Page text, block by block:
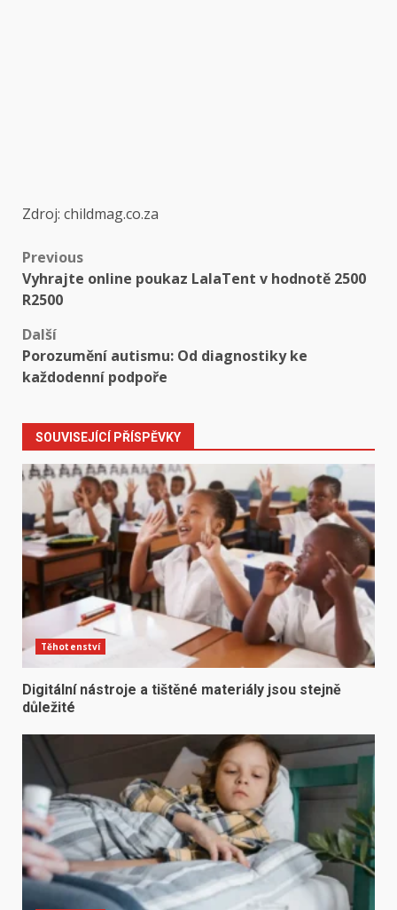
Zdroj: childmag.co.za
Post
navigation
Previous
Vyhrajte online poukaz LalaTent v hodnotě 2500
R2500
Další
Porozumění autismu: Od diagnostiky ke
každodenní podpoře
SOUVISEJÍCÍ PŘÍSPĚVKY
Těhotenství
Digitální nástroje a tištěné materiály jsou stejně
důležité